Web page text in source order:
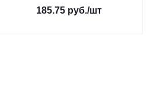
185.75 руб./шт